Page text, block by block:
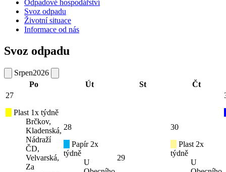
Odpadové hospodářství
Svoz odpadu
Životní situace
Informace od nás
Svoz odpadu
Srpen2026
Po
Út St
Čt
27
Plast 1x týdně
Brčkov,
Kladenská,
Nádraží
ČD,
Velvarská,
Za
28
Papír 2x
týdně
U
29
30
Plast 2x
týdně
U